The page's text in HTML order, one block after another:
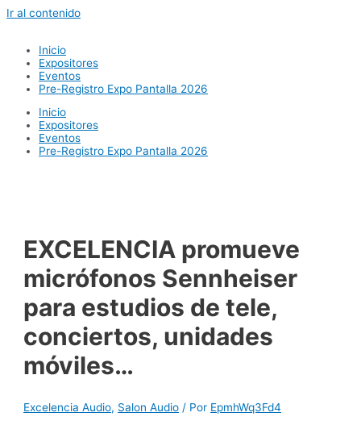
Ir al contenido
Inicio
Expositores
Eventos
Pre-Registro Expo Pantalla 2026
Inicio
Expositores
Eventos
Pre-Registro Expo Pantalla 2026
EXCELENCIA promueve
micrófonos Sennheiser
para estudios de tele,
conciertos, unidades
móviles…
Excelencia Audio, Salon Audio / Por EpmhWq3Fd4